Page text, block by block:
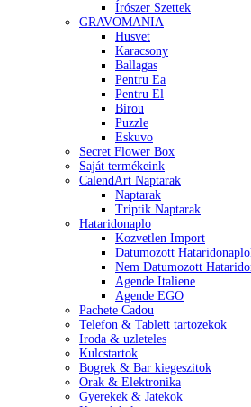
Írószer Szettek
GRAVOMANIA
Husvet
Karacsony
Ballagas
Pentru Ea
Pentru El
Birou
Puzzle
Eskuvo
Secret Flower Box
Saját termékeink
CalendArt Naptarak
Naptarak
Triptik Naptarak
Hataridonaplo
Kozvetlen Import
Datumozott
Nem Datumozott
Agende Italiene
Agende EGO
Pachete Cadou
Telefon & Tablett tartozekok
Iroda & uzleteles
Kulcstartok
Bogrek & Bar kiegeszitok
Orak & Elektronika
Gyerekek & Jatekok